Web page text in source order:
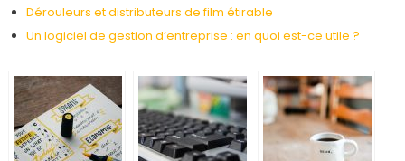
Dérouleurs et distributeurs de film étirable
Un logiciel de gestion d’entreprise : en quoi est-ce utile ?